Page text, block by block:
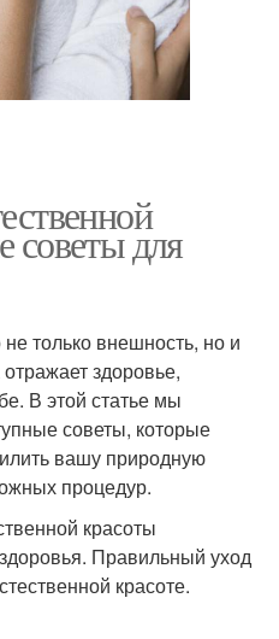
советы для
только внешность, но и
здоровье,
В этой статье мы
советы, которые
вашу природную
процедур.
красоты
Правильный уход
красоте.